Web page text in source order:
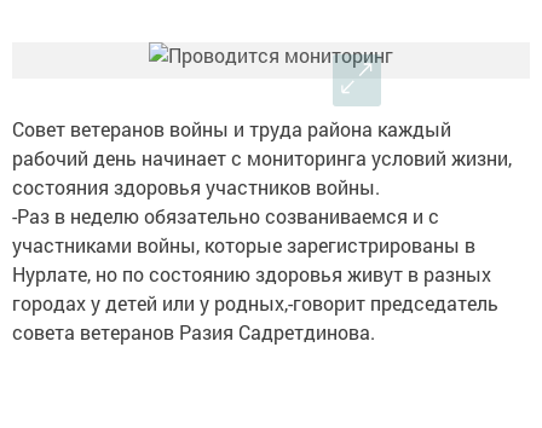
Совет ветеранов войны и труда района каждый
рабочий день начинает с мониторинга условий жизни,
состояния здоровья участников войны.
-Раз в неделю обязательно созваниваемся и с
участниками войны, которые зарегистрированы в
Нурлате, но по состоянию здоровья живут в разных
городах у детей или у родных,-говорит председатель
совета ветеранов Разия Садретдинова.